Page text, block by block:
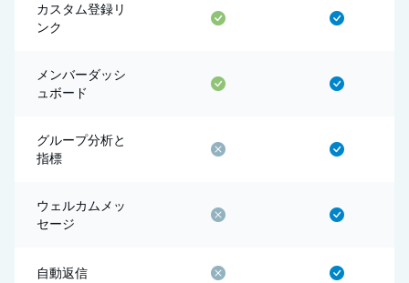
カスタム登録リ
ンク
メンバーダッシ
ュボード
グループ分析と
指標
ウェルカムメッ
セージ
自動返信